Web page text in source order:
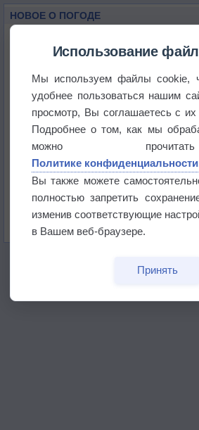
НОВОЕ О ПОГОДЕ
Атмосфера начала
В Приморье обнаружены
Изменение климата
бабочек
Использование
Мы используем файлы cookie,
удобнее пользоваться нашим
просмотр, Вы соглашаетесь с их
Подробнее о том, как мы
можно
Политике конфиденциальности
Вы также можете
полностью запретить
изменив соответствующие
в Вашем веб-браузере.
Принять